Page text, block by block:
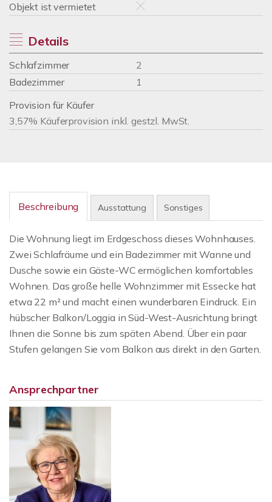
Objekt ist vermietet
Details
Schlafzimmer
2
Badezimmer
1
Provision für Käufer
3,57% Käuferprovision inkl. gestzl. MwSt.
Beschreibung Ausstattung Sonstiges
Die Wohnung liegt im Erdgeschoss dieses Wohnhauses.
Zwei Schlafräume und ein Badezimmer mit Wanne und
Dusche sowie ein Gäste-WC ermöglichen komfortables
Wohnen. Das große helle Wohnzimmer mit Essecke hat
etwa 22 m² und macht einen wunderbaren Eindruck. Ein
hübscher Balkon/Loggia in Süd-West-Ausrichtung bringt
Ihnen die Sonne bis zum späten Abend. Über ein paar
Stufen gelangen Sie vom Balkon aus direkt in den Garten.
Ansprechpartner